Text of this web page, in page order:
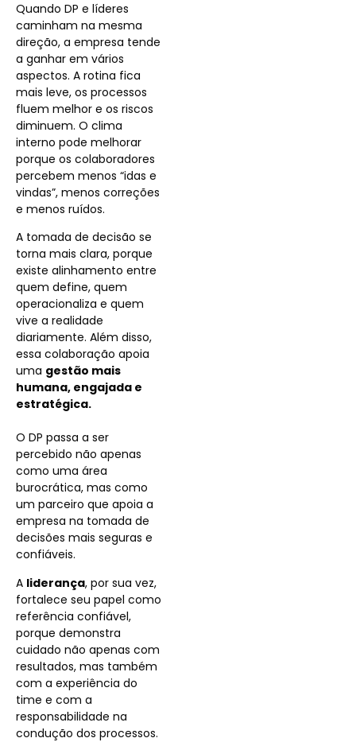
Quando DP e líderes
caminham na mesma
direção, a empresa tende
a ganhar em vários
aspectos. A rotina fica
mais leve, os processos
fluem melhor e os riscos
diminuem. O clima
interno pode melhorar
porque os colaboradores
percebem menos “idas e
vindas”, menos correções
e menos ruídos.
A tomada de decisão se
torna mais clara, porque
existe alinhamento entre
quem define, quem
operacionaliza e quem
vive a realidade
diariamente. Além disso,
essa colaboração apoia
uma gestão mais
humana, engajada e
estratégica.
O DP passa a ser
percebido não apenas
como uma área
burocrática, mas como
um parceiro que apoia a
empresa na tomada de
decisões mais seguras e
confiáveis.
A liderança, por sua vez,
fortalece seu papel como
referência confiável,
porque demonstra
cuidado não apenas com
resultados, mas também
com a experiência do
time e com a
responsabilidade na
condução dos processos.